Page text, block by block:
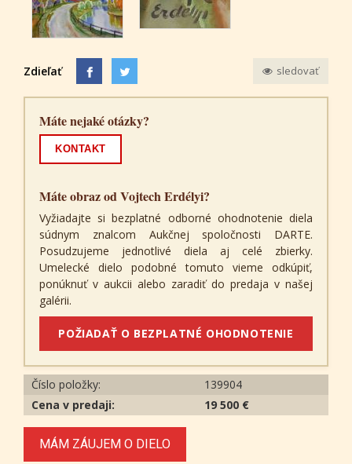
Zdieľať sledovať
Máte nejaké otázky?
KONTAKT
Máte obraz od Vojtech Erdélyi?
Vyžiadajte si bezplatné odborné ohodnotenie diela
súdnym znalcom Aukčnej spoločnosti DARTE.
Posudzujeme jednotlivé diela aj celé zbierky.
Umelecké dielo podobné tomuto vieme odkúpiť,
ponúknuť v aukcii alebo zaradiť do predaja v našej
galérii.
POŽIADAŤ O BEZPLATNÉ OHODNOTENIE
Číslo položky:
139904
Cena v predaji:
19 500 €
MÁM ZÁUJEM O DIELO